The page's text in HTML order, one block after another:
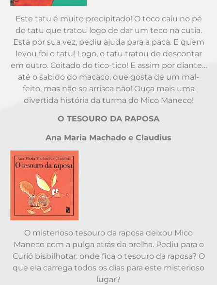
Este tatu é muito precipitado! O toco caiu no pé
do tatu que tratou logo de dar um teco na cutia.
Esta por sua vez, pediu ajuda para a paca. E quem
levou foi o tatu! Logo, o tatu tratou de descontar
em outro. Coitado do tico-tico! E assim por diante…
até o sabido do macaco, que gosta de um mal-
feito, mas não se arrisca não! Ouça mais uma
divertida história da turma do Mico Maneco!
O TESOURO DA RAPOSA
Ana Maria Machado e Claudius
O misterioso tesouro da raposa deixou Mico
Maneco com a pulga atrás da orelha. Pediu para o
Curió bisbilhotar: onde fica o tesouro da raposa? O
que ela carrega todos os dias para este misterioso
lugar?